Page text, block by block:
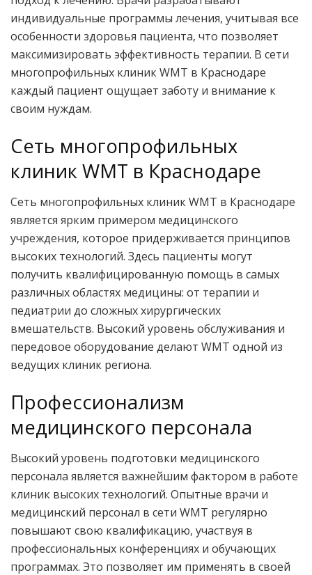
индивидуальные программы лечения, учитывая все
особенности здоровья пациента, что позволяет
максимизировать эффективность терапии. В сети
многопрофильных клиник WMT в Краснодаре
каждый пациент ощущает заботу и внимание к
своим нуждам.
Сеть многопрофильных
клиник WMT в Краснодаре
Сеть многопрофильных клиник WMT в Краснодаре
является ярким примером медицинского
учреждения, которое придерживается принципов
высоких технологий. Здесь пациенты могут
получить квалифицированную помощь в самых
различных областях медицины: от терапии и
педиатрии до сложных хирургических
вмешательств. Высокий уровень обслуживания и
передовое оборудование делают WMT одной из
ведущих клиник региона.
Профессионализм
медицинского персонала
Высокий уровень подготовки медицинского
персонала является важнейшим фактором в работе
клиник высоких технологий. Опытные врачи и
медицинский персонал в сети WMT регулярно
повышают свою квалификацию, участвуя в
профессиональных конференциях и обучающих
программах. Это позволяет им применять в своей